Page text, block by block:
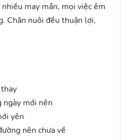
may mắn, mọi việc êm
Chăn nuôi đều thuận lợi,
ngày mới nên
yên
nên chưa về